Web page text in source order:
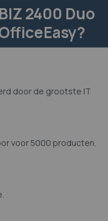
2400 Duo
door de grootste IT
voor 5000 producten.